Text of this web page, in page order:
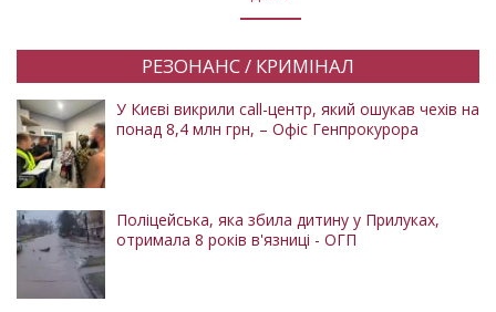
РЕЗОНАНС / КРИМІНАЛ
У Києві викрили call-центр, який ошукав чехів на
понад 8,4 млн грн, – Офіс Генпрокурора
Поліцейська, яка збила дитину у Прилуках,
отримала 8 років в'язниці - ОГП